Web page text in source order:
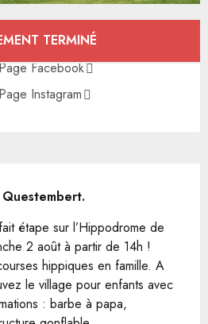
TERMINÉ
Facebook
Page Instagram
étape sur l’Hippodrome de
2 août à partir de 14h !
hippiques en famille. A
le village pour enfants avec
: barbe à papa,